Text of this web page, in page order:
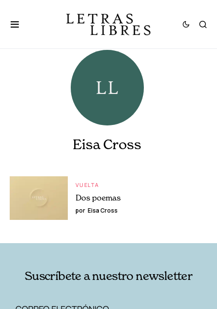
Eisa Cross
VUELTA
Dos poemas
por Eisa Cross
Suscríbete a nuestro newsletter